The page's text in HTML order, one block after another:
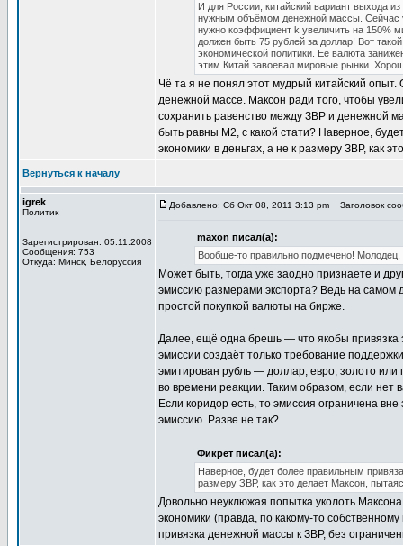
И для России, китайский вариант выхода
нужным объёмом денежной массы. Сейчас
нужно коэффициент k увеличить на 150%
должен быть 75 рублей за доллар! Вот
экономической политики. Её валюта
этим Китай завоевал мировые рынки.
Чё та я не понял этот мудрый китайский
денежной массе. Максон ради того, чтобы
сохранить равенство между ЗВР и денежной
быть равны М2, с какой стати? Наверное,
экономики в деньгах, а не к размеру ЗВР, как
Вернуться к началу
igrek
Политик
Зарегистрирован: 05.11.2008
Сообщения: 753
Откуда: Минск, Белоруссия
Добавлено: Сб Окт 08, 2011 3:13 pm Заголовок
maxon писал(а):
Вообще-то правильно подмечено!
Может быть, тогда уже заодно признаете и
эмиссию размерами экспорта? Ведь на самом
простой покупкой валюты на бирже.
Далее, ещё одна брешь — что якобы привязка
эмиссии создаёт только требование
эмитирован рубль — доллар, евро, золото или
во времени реакции. Таким образом, если нет
Если коридор есть, то эмиссия ограничена
эмиссию. Разве не так?
Фикрет писал(а):
Наверное, будет более правильным
размеру ЗВР, как это делает Максон,
Довольно неуклюжая попытка уколоть
экономики (правда, по какому-то
привязка денежной массы к ЗВР, без